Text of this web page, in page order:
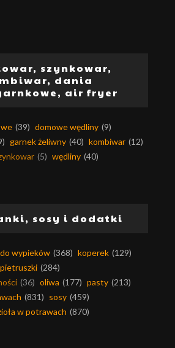
szynkowar,
dania
air fryer
(39) domowe wędliny (9)
garnek żeliwny (40) kombiwar (12)
(5) wędliny (40)
sosy i dodatki
wypieków (368) koperek (129)
(284)
(36) oliwa (177) pasty (213)
(831) sosy (459)
w potrawach (870)